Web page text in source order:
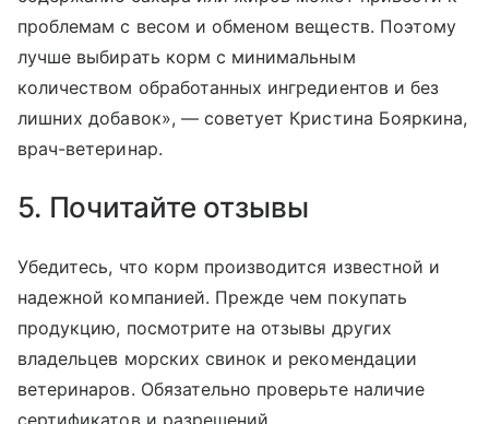
проблемам с весом и обменом веществ. Поэтому
лучше выбирать корм с минимальным
количеством обработанных ингредиентов и без
лишних добавок», — советует Кристина Бояркина,
врач-ветеринар.
5. Почитайте отзывы
Убедитесь, что корм производится известной и
надежной компанией. Прежде чем покупать
продукцию, посмотрите на отзывы других
владельцев морских свинок и рекомендации
ветеринаров. Обязательно проверьте наличие